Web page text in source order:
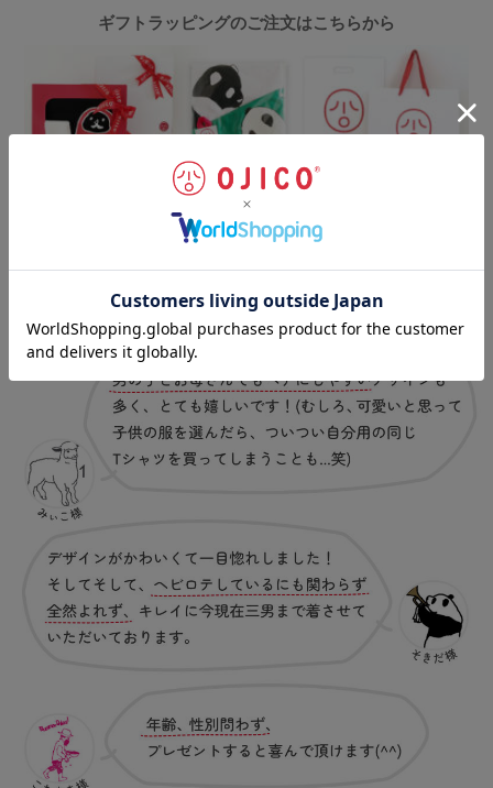
ギフトラッピングのご注文はこちらから
お客様の声（一部抜粋）